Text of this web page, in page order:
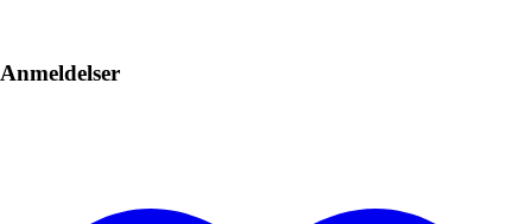
Anmeldelser